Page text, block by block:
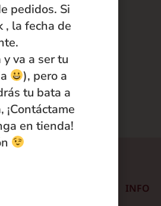
INFO
pedidos. Si
, la fecha de
va a ser tu
), pero a
tu bata a
en tienda!